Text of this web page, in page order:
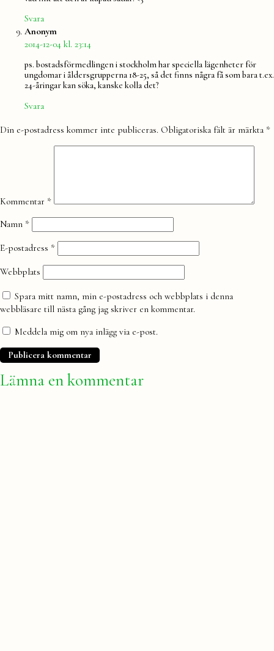
Svara
Anonym
2014-12-04 kl. 23:14
ps. bostadsförmedlingen i stockholm har speciella lägenheter för
ungdomar i åldersgrupperna 18-25, så det finns några få som bara t.ex.
24-åringar kan söka, kanske kolla det?
Svara
Lämna
Din e-postadress kommer inte publiceras. Obligatoriska fält är märkta *
Kommentar *
Namn *
E-postadress *
Webbplats
Spara mitt namn, min e-postadress och webbplats i denna
webbläsare till nästa gång jag skriver en kommentar.
Meddela mig om nya inlägg via e-post.
Lämna en kommentar